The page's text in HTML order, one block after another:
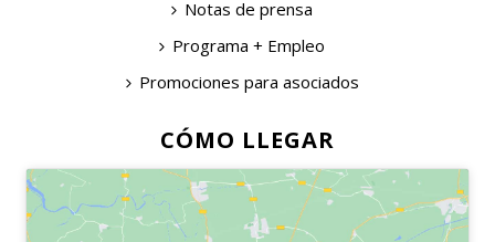
Notas de prensa
Programa + Empleo
Promociones para asociados
CÓMO LLEGAR